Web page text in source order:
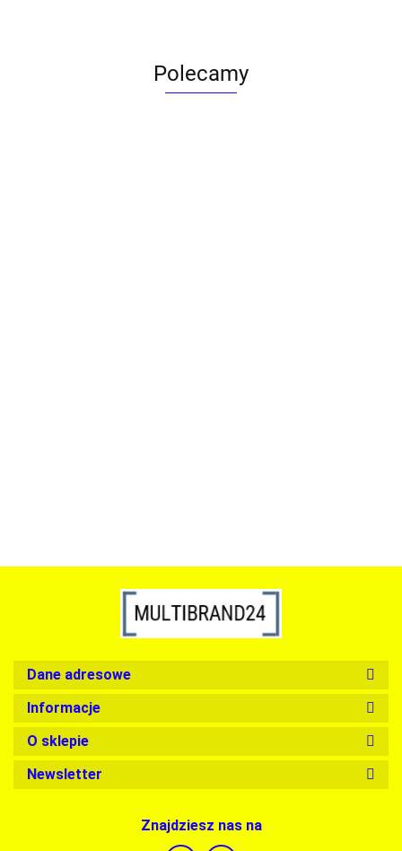
Polecamy
Dane adresowe
Informacje
O sklepie
Newsletter
Znajdziesz nas na